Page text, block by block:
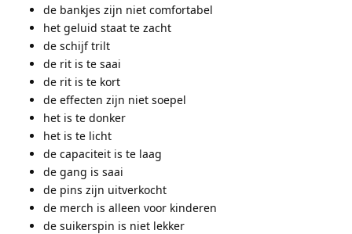
de bankjes zijn niet comfortabel
het geluid staat te zacht
de schijf trilt
de rit is te saai
de rit is te kort
de effecten zijn niet soepel
het is te donker
het is te licht
de capaciteit is te laag
de gang is saai
de pins zijn uitverkocht
de merch is alleen voor kinderen
de suikerspin is niet lekker